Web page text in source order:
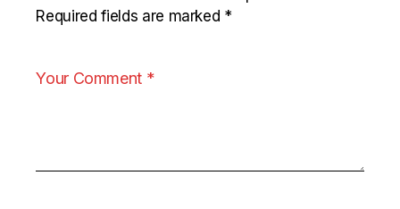
Required fields are marked *